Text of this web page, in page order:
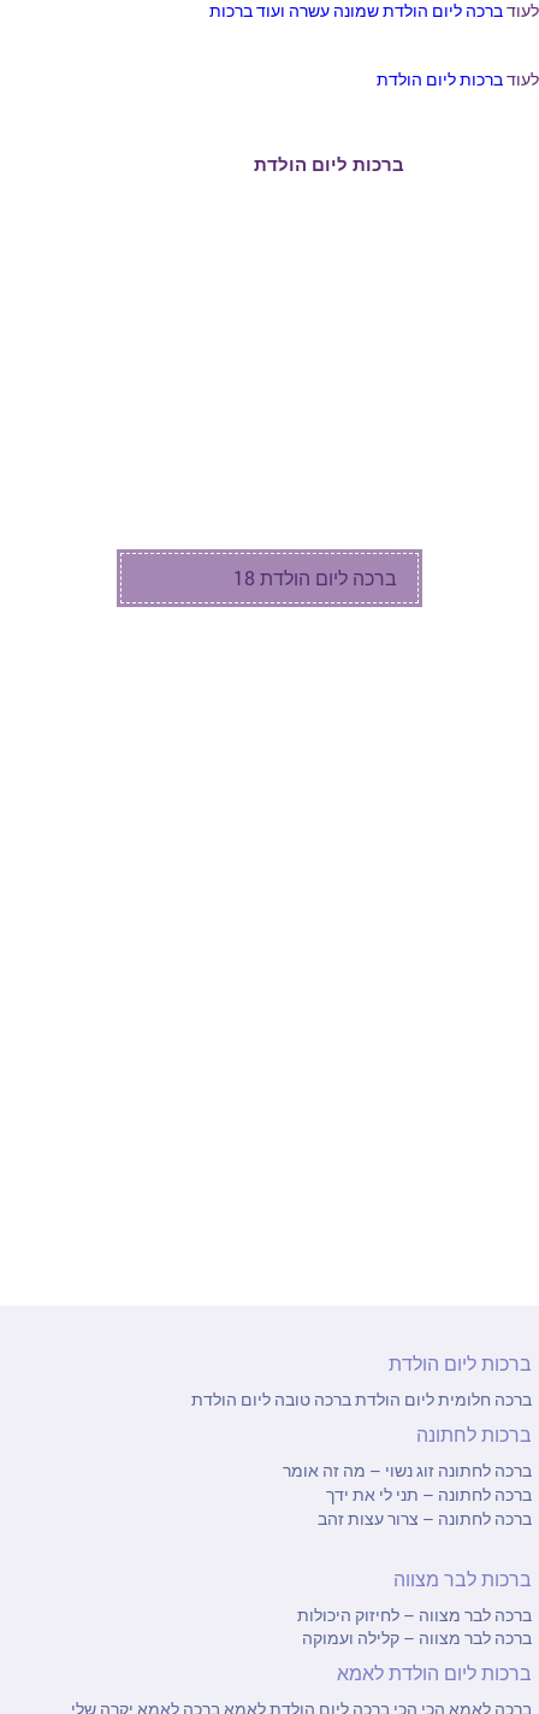
לעודברכה ליום הולדת שמונה עשרה ועוד ברכות
לעודברכות ליום הולדת
ברכות ליום הולדת
ברכה ליום הולדת 18
ברכות ליום הולדת
ברכה חלומית ליום הולדתברכה טובה ליום הולדת
ברכות לחתונה
ברכה לחתונה זוג נשוי – מה זה אומר
ברכה לחתונה – תני לי את ידך
ברכה לחתונה – צרור עצות זהב
ברכות לבר מצווה
ברכה לבר מצווה – לחיזוק היכולות
ברכה לבר מצווה – קלילה ועמוקה
ברכות ליום הולדת לאמא
ברכה לאמא הכי הכי ברכה ליום הולדת לאמא ברכה לאמא יקרה שלי